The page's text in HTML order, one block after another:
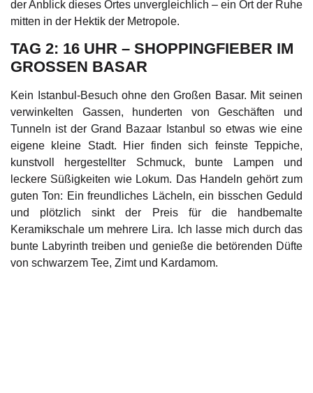
der Anblick dieses Ortes unvergleichlich – ein Ort der Ruhe
mitten in der Hektik der Metropole.
TAG 2: 16 UHR – SHOPPINGFIEBER IM
GROSSEN BASAR
Kein Istanbul-Besuch ohne den Großen Basar. Mit seinen
verwinkelten Gassen, hunderten von Geschäften und
Tunneln ist der Grand Bazaar Istanbul so etwas wie eine
eigene kleine Stadt. Hier finden sich feinste Teppiche,
kunstvoll hergestellter Schmuck, bunte Lampen und
leckere Süßigkeiten wie Lokum. Das Handeln gehört zum
guten Ton: Ein freundliches Lächeln, ein bisschen Geduld
und plötzlich sinkt der Preis für die handbemalte
Keramikschale um mehrere Lira. Ich lasse mich durch das
bunte Labyrinth treiben und genieße die betörenden Düfte
von schwarzem Tee, Zimt und Kardamom.